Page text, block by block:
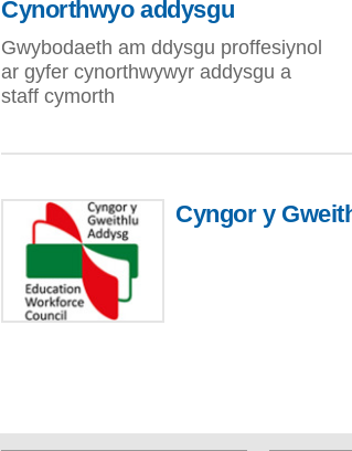
Cynorthwyo addysgu
Gwybodaeth am ddysgu proffesiynol
ar gyfer cynorthwywyr addysgu a
staff cymorth
Cyngor y